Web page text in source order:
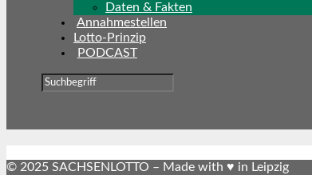
Daten & Fakten
Annahmestellen
Lotto-Prinzip
PODCAST
© 2025 SACHSENLOTTO – Made with ♥ in Leipzig